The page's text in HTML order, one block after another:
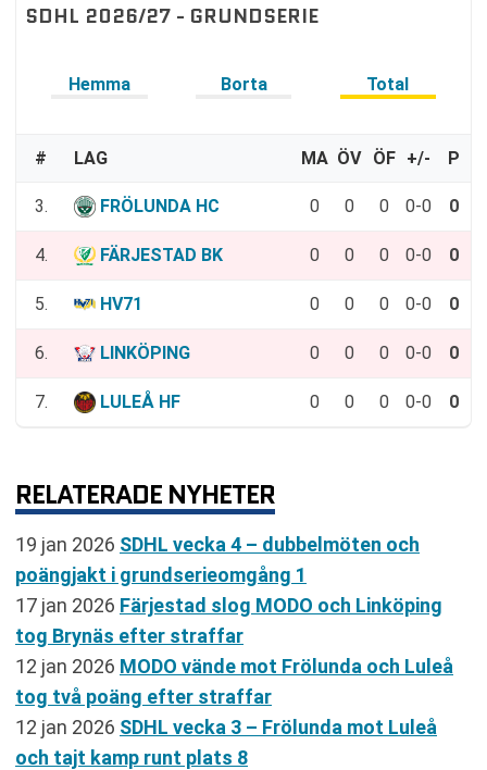
SDHL 2026/27 - GRUNDSERIE
Hemma Borta Total
# LAG MA ÖV ÖF +/- P
3. FRÖLUNDA HC 0 0 0 0-0 0
4. FÄRJESTAD BK 0 0 0 0-0 0
5. HV71 0 0 0 0-0 0
6. LINKÖPING 0 0 0 0-0 0
7. LULEÅ HF 0 0 0 0-0 0
RELATERADE NYHETER
19 jan 2026 SDHL vecka 4 – dubbelmöten och
poängjakt i grundserieomgång 1
17 jan 2026 Färjestad slog MODO och Linköping
tog Brynäs efter straffar
12 jan 2026 MODO vände mot Frölunda och Luleå
tog två poäng efter straffar
12 jan 2026 SDHL vecka 3 – Frölunda mot Luleå
och tajt kamp runt plats 8